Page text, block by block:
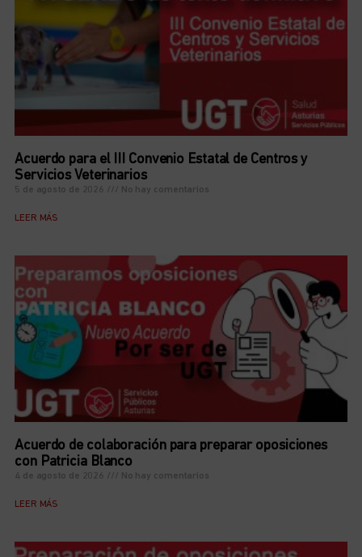
Acuerdo para el III Convenio Estatal de Centros y
Servicios Veterinarios
5 de agosto de 2026 No hay comentarios
LEER MÁS
Acuerdo de colaboración para preparar oposiciones
con Patricia Blanco
4 de agosto de 2026 No hay comentarios
LEER MÁS